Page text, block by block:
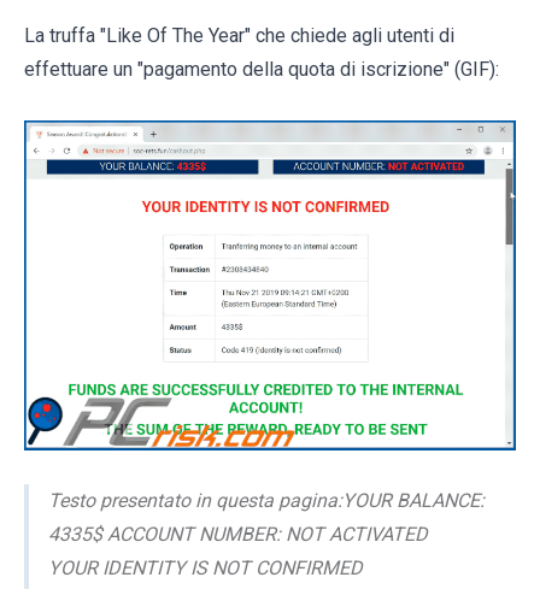
La truffa "Like Of The Year" che chiede agli utenti di
effettuare un "pagamento della quota di iscrizione" (GIF):
Testo presentato in questa pagina:YOUR BALANCE:
4335$ ACCOUNT NUMBER: NOT ACTIVATED
YOUR IDENTITY IS NOT CONFIRMED